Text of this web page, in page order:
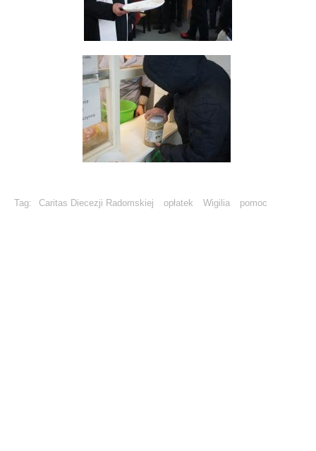
Tag: Caritas Diecezji Radomskiej opłatek Wigilia pomoc